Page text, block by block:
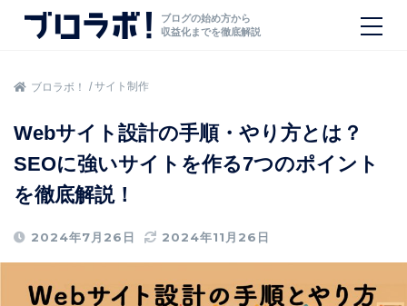
ブログの始め方から
収益化までを徹底解説
ブロラボ！ サイト制作
Webサイト設計の手順・やり方とは？
SEOに強いサイトを作る7つのポイント
を徹底解説！
2024年7月26日 2024年11月26日